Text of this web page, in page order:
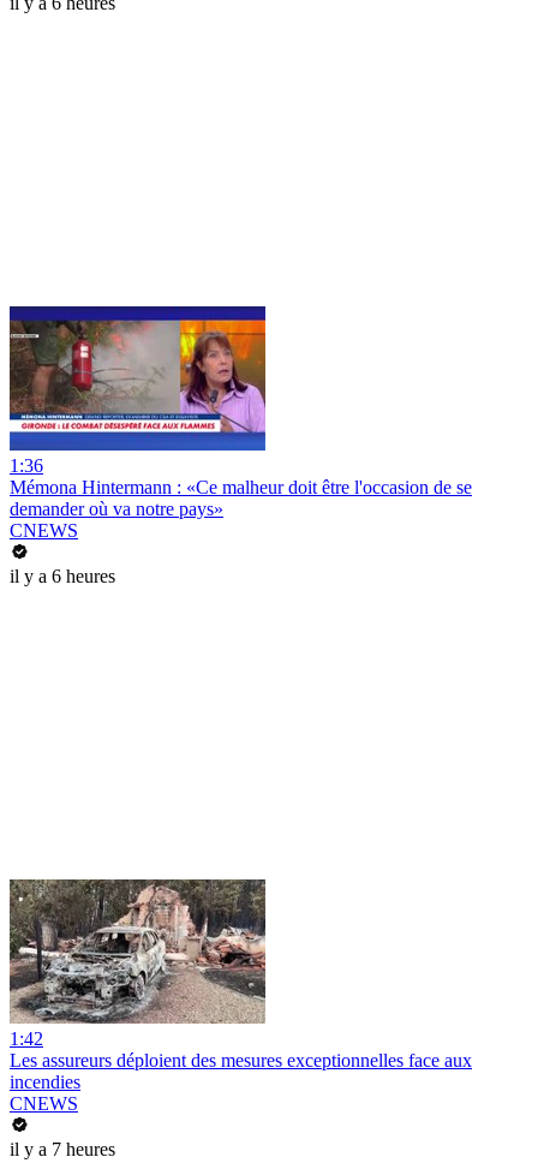
1:36
Mémona Hintermann : «Ce malheur doit être l'occasion de se
demander où va notre pays»
CNEWS
il y a 6 heures
1:42
Les assureurs déploient des mesures exceptionnelles face aux
incendies
CNEWS
il y a 7 heures